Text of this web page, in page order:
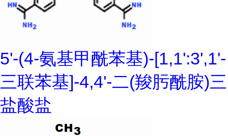
5'-(4-氨基甲酰苯基)-[1,1':3',1'-
三联苯基]-4,4'-二(羧肟酰胺)三
盐酸盐